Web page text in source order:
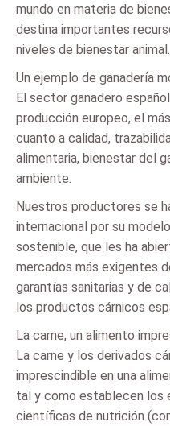
mundo en materia de
destina importantes
niveles de bienestar animal.
Un ejemplo de ganadería
El sector ganadero
producción europeo, el
cuanto a calidad,
alimentaria, bienestar del
ambiente.
Nuestros productores se
internacional por su
sostenible, que les ha
mercados más exigentes
garantías sanitarias y de
los productos cárnicos
La carne, un alimento
La carne y los derivados
imprescindible en una
tal y como establecen los
científicas de nutrición